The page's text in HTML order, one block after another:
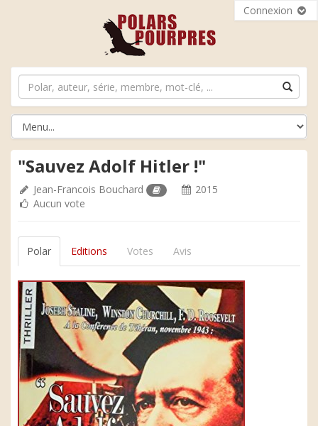
Connexion
"Sauvez Adolf Hitler !"
Jean-Francois Bouchard
2015
Aucun vote
Polar Editions Votes Avis